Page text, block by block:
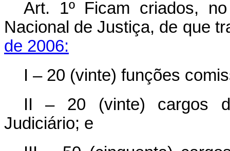
Art. 1º Ficam criados,
Nacional de Justiça, de que
de 2006:
I – 20 (vinte) funções
II – 20 (vinte) cargos
Judiciário; e